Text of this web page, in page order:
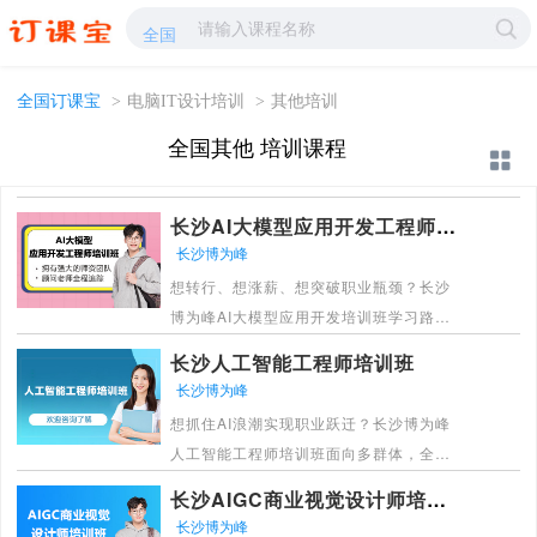
其他培训-其他学校哪家好?-订课宝
全国
全国订课宝 > 电脑IT设计培训 > 其他培训
全国其他 培训课程
长沙AI大模型应用开发工程师培训班
长沙博为峰
想转行、想涨薪、想突破职业瓶颈？长沙
博为峰AI大模型应用开发培训班学习路
作品集，轻松变身市场抢手复合型人才。
长沙人工智能工程师培训班
长沙博为峰
想抓住AI浪潮实现职业跃迁？长沙博为峰
人工智能工程师培训班面向多群体，全链
握硬核技能拿高薪。
长沙AIGC商业视觉设计师培训班
长沙博为峰